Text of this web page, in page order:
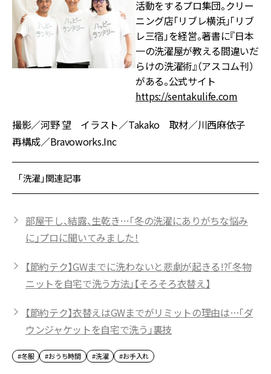
活動をするプロ集団。クリー
ニング店「リブレ横浜」「リブ
レ三宿」を経営。著書に『日本
一の洗濯屋が教える間違いだ
らけの洗濯術』（アスコム刊）
がある。公式サイト
https://sentakulife.com
撮影／河野 望 イラスト／Takako 取材／川西麻依子
再構成／Bravoworks.Inc
「洗濯」関連記事
部屋干し、結露、生乾き…「冬の洗濯にありがちな悩み
に」プロに聞いてみました！
【節約テク】GWまでに洗わないと悲劇が起きる!?「冬物
ニットを自宅で洗う方法」【そろそろ衣替え】
【節約テク】衣替えはGWまでがリミットの理由は…「ダ
ウンジャケットを自宅で洗う」裏技
#冬服 #おうち時間 #洗濯 #お手入れ